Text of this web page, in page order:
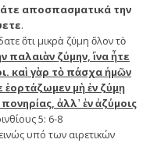
αποσπασματικά την
.
ὅτι μικρὰ ζύμη ὅλον τὸ
παλαιὰν ζύμην, ἵνα ἦτε
καὶ γὰρ τὸ πάσχα ἡμῶν
μὴ ἐν ζύμῃ
ἀλλ᾿ ἐν ἀζύμοις
5: 6-8
υπό των αιρετικών